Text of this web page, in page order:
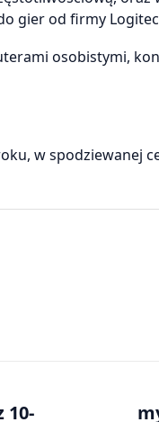
gier od firmy
osobistymi,
w spodziewanej
10-